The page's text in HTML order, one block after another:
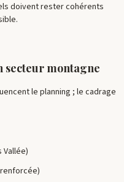
doivent rester cohérents
secteur montagne
le planning ; le cadrage